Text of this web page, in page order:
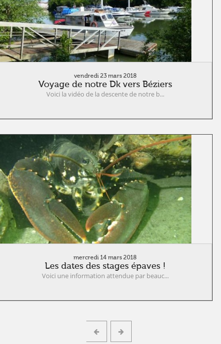
vendredi 23 mars 2018
Voyage de notre Dk vers Béziers
Voici la vidéo de la descente de notre b...
mercredi 14 mars 2018
Les dates des stages épaves !
Voici une information attendue par beauc...